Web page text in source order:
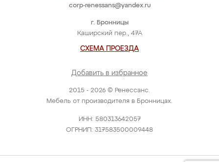
2015 - 2026 © Ренессанс.
Мебель от производителя в Бронницах.
ИНН: 580313642057
ОГРНИП: 317583500009448
г. Бронницы
Каширский пер., 47А
СХЕМА ПРОЕЗДА
Добавить в избранное
corp-renessans@yandex.ru